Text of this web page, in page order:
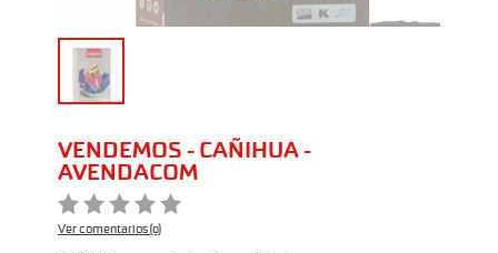
VENDEMOS - CAÑIHUA -
AVENDACOM
Ver comentarios (0)